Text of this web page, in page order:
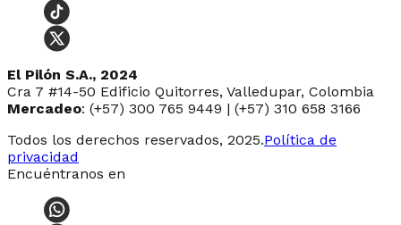
El Pilón S.A., 2024
Cra 7 #14-50 Edificio Quitorres, Valledupar, Colombia
Mercadeo: (+57) 300 765 9449 | (+57) 310 658 3166
Todos los derechos reservados, 2025.Política de
privacidad
Encuéntranos en